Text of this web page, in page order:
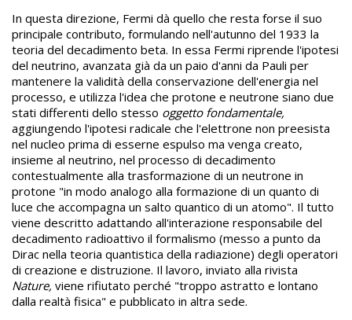
In questa direzione, Fermi dà quello che resta forse il suo
principale contributo, formulando nell'autunno del 1933 la
teoria del decadimento beta. In essa Fermi riprende l'ipotesi
del neutrino, avanzata già da un paio d'anni da Pauli per
mantenere la validità della conservazione dell'energia nel
processo, e utilizza l'idea che protone e neutrone siano due
stati differenti dello stesso oggetto fondamentale,
aggiungendo l'ipotesi radicale che l'elettrone non preesista
nel nucleo prima di esserne espulso ma venga creato,
insieme al neutrino, nel processo di decadimento
contestualmente alla trasformazione di un neutrone in
protone "in modo analogo alla formazione di un quanto di
luce che accompagna un salto quantico di un atomo". Il tutto
viene descritto adattando all'interazione responsabile del
decadimento radioattivo il formalismo (messo a punto da
Dirac nella teoria quantistica della radiazione) degli operatori
di creazione e distruzione. Il lavoro, inviato alla rivista
Nature, viene rifiutato perché "troppo astratto e lontano
dalla realtà fisica" e pubblicato in altra sede.